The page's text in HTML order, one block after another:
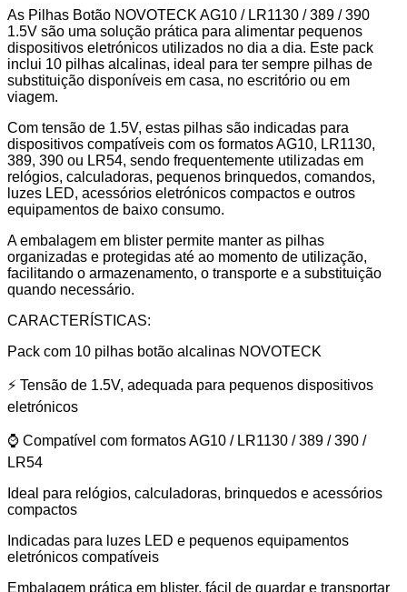
/
LR1130
/
389
/
390,
Alcalinas,
para
Relógios,
Calculadoras
e
Pequenos
As Pilhas Botão NOVOTECK AG10 / LR1130 / 389 / 390
1.5V são uma solução prática para alimentar pequenos
dispositivos eletrónicos utilizados no dia a dia. Este pack
inclui 10 pilhas alcalinas, ideal para ter sempre pilhas de
substituição disponíveis em casa, no escritório ou em
viagem.
Com tensão de 1.5V, estas pilhas são indicadas para
dispositivos compatíveis com os formatos AG10, LR1130,
389, 390 ou LR54, sendo frequentemente utilizadas em
relógios, calculadoras, pequenos brinquedos, comandos,
luzes LED, acessórios eletrónicos compactos e outros
equipamentos de baixo consumo.
A embalagem em blister permite manter as pilhas
organizadas e protegidas até ao momento de utilização,
facilitando o armazenamento, o transporte e a substituição
quando necessário.
CARACTERÍSTICAS:
Pack com 10 pilhas botão alcalinas NOVOTECK
⚡ Tensão de 1.5V, adequada para pequenos dispositivos
eletrónicos
⌚ Compatível com formatos AG10 / LR1130 / 389 / 390 /
LR54
Ideal para relógios, calculadoras, brinquedos e acessórios
compactos
Indicadas para luzes LED e pequenos equipamentos
eletrónicos compatíveis
Embalagem prática em blister, fácil de guardar e transportar